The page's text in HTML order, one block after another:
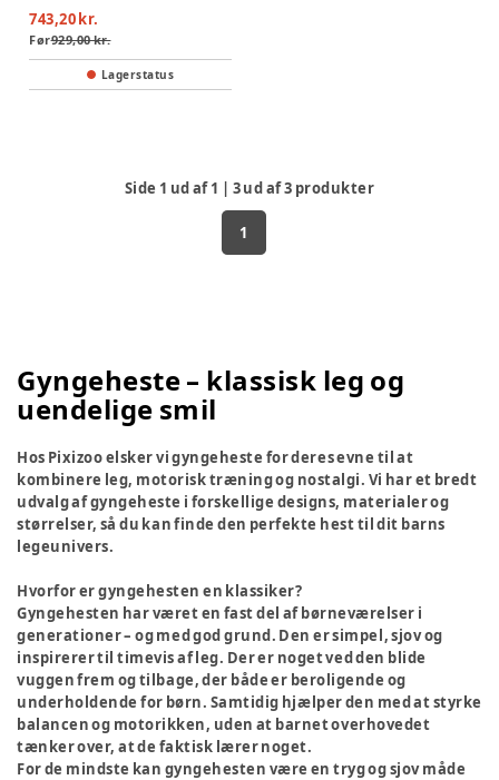
743,20 kr.
Før929,00 kr.
Lagerstatus
Side 1 ud af1 | 3ud af3 produkter
1
Gyngeheste – klassisk leg og
uendelige smil
Hos Pixizoo elsker vi gyngeheste for deres evne til at
kombinere leg, motorisk træning og nostalgi. Vi har et bredt
udvalg af gyngeheste i forskellige designs, materialer og
størrelser, så du kan finde den perfekte hest til dit barns
legeunivers.
Hvorfor er gyngehesten en klassiker?
Gyngehesten har været en fast del af børneværelser i
generationer – og med god grund. Den er simpel, sjov og
inspirerer til timevis af leg. Der er noget ved den blide
vuggen frem og tilbage, der både er beroligende og
underholdende for børn. Samtidig hjælper den med at styrke
balancen og motorikken, uden at barnet overhovedet
tænker over, at de faktisk lærer noget.
For de mindste kan gyngehesten være en tryg og sjov måde